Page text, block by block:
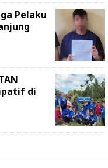
Pelaku
di